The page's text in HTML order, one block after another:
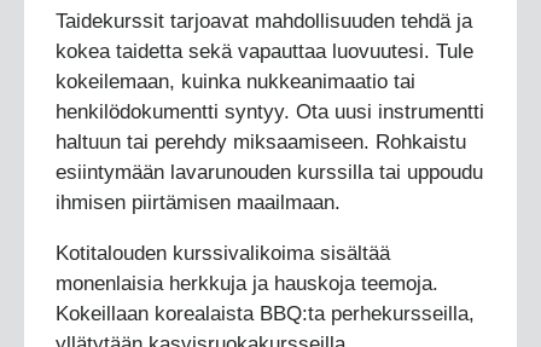
Taidekurssit tarjoavat mahdollisuuden tehdä ja
kokea taidetta sekä vapauttaa luovuutesi. Tule
kokeilemaan, kuinka nukkeanimaatio tai
henkilödokumentti syntyy. Ota uusi instrumentti
haltuun tai perehdy miksaamiseen. Rohkaistu
esiintymään lavarunouden kurssilla tai uppoudu
ihmisen piirtämisen maailmaan.
Kotitalouden kurssivalikoima sisältää
monenlaisia herkkuja ja hauskoja teemoja.
Kokeillaan korealaista BBQ:ta perhekursseilla,